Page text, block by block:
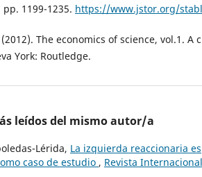
1199-1235. https://www.jstor.org/
The economics of science, vol.1. A
York: Routledge.
leídos del mismo autor/a
Lérida, La izquierda reaccionaria
caso de estudio , Revista